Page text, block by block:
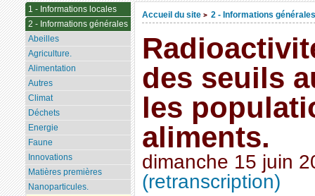
Accueil du site > 2 - Informations générales
des seuils
les
aliments.
dimanche 15 juin
(retranscription)
1 - Informations locales
2 - Informations générales
Abeilles
Agriculture.
Alimentation
Autres
Climat
Déchets
Energie
Faune
Innovations
Matières premières
Nanoparticules.